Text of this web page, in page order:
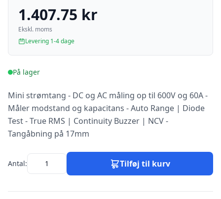
1.407.75 kr
Ekskl. moms
Levering 1-4 dage
På lager
Mini strømtang - DC og AC måling op til 600V og 60A -
Måler modstand og kapacitans - Auto Range | Diode
Test - True RMS | Continuity Buzzer | NCV -
Tangåbning på 17mm
Antal: Tilføj til kurv